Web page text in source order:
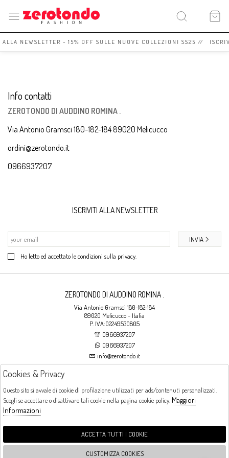
NEWSLETTER - 15% OFF SULLE NUOVE COLLEZIONI SS25 //
Info contatti
ZEROTONDO DI AUDDINO ROMINA .
Via Antonio Gramsci 180-182-184 89020 Melicucco
ordini@zerotondo.it
0966937207
ISCRIVITI ALLA NEWSLETTER
Ho letto ed accettato le condizioni sulla privacy.
INVIA
ZEROTONDO DI AUDDINO ROMINA .
Via Antonio Gramsci 180-182-184
89020 Melicucco - Italia
P. IVA:02249530805
0966937207
0966937207
info@zerotondo.it
Orari di apertura
LUNEDI: CHIUSO LA MATTINA - DALLE 16:00 ALLE 20:00 DAL MARTEDI AL
Cookies & Privacy
Questo sito si avvale di cookie di profilazione utilizzati per ads/contenuti personalizzati.
Scegli se accettare o disattivare tali cookie nella pagina cookie policy. Maggiori
Informazioni
ACCETTA TUTTI I COOKIE
CUSTOMIZZA COOKIES